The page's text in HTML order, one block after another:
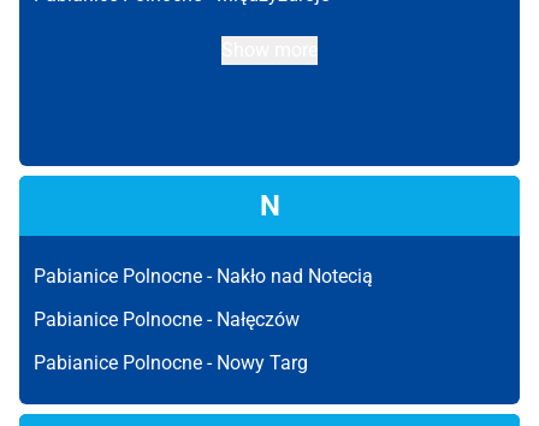
N
Pabianice Polnocne - Nakło nad Notecią
Pabianice Polnocne - Nałęczów
Pabianice Polnocne - Nowy Targ